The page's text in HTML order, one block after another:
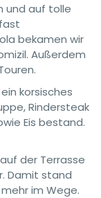
und auf tolle
bekamen wir
Außerdem
korsisches
Rindersteak
Eis bestand.
der Terrasse
Damit stand
im Wege.